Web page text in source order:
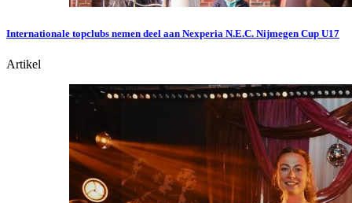
Internationale topclubs nemen deel aan Nexperia N.E.C. Nijmegen Cup U17
Artikel